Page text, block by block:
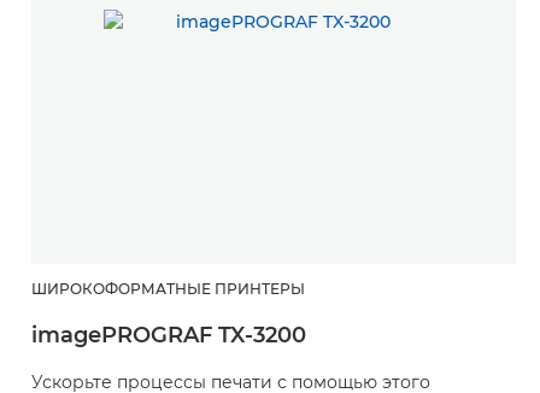
ШИРОКОФОРМАТНЫЕ ПРИНТЕРЫ
imagePROGRAF TX-3200
Ускорьте процессы печати с помощью этого